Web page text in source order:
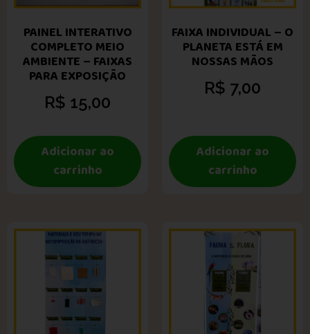
PAINEL INTERATIVO
COMPLETO MEIO
AMBIENTE – FAIXAS
PARA EXPOSIÇÃO
R$ 15,00
Adicionar ao
carrinho
FAIXA INDIVIDUAL – O
PLANETA ESTÁ EM
NOSSAS MÃOS
R$ 7,00
Adicionar ao
carrinho